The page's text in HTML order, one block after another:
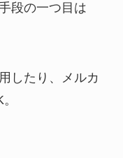
段の一つ目は
したり、メルカ